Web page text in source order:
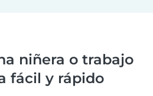
niñera o trabajo
fácil y rápido